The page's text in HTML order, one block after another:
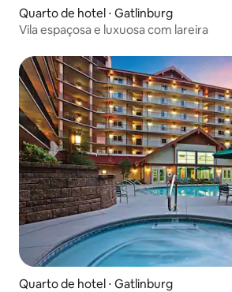
Quarto de hotel ⋅ Gatlinburg
Vila espaçosa e luxuosa com lareira
Quarto de hotel ⋅ Gatlinburg